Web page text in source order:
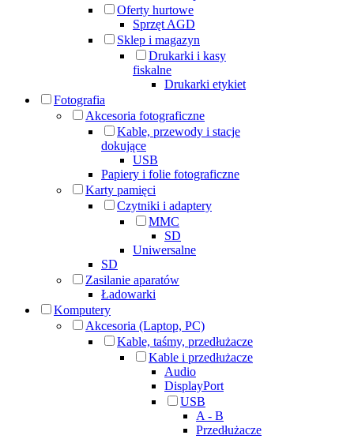
Oferty hurtowe
Sprzęt AGD
Sklep i magazyn
Drukarki i kasy
fiskalne
Drukarki etykiet
Fotografia
Akcesoria fotograficzne
Kable, przewody i stacje
dokujące
USB
Papiery i folie fotograficzne
Karty pamięci
Czytniki i adaptery
MMC
SD
Uniwersalne
SD
Zasilanie aparatów
Ładowarki
Komputery
Akcesoria (Laptop, PC)
Kable, taśmy, przedłużacze
Kable i przedłużacze
Audio
DisplayPort
USB
A - B
Przedłużacze